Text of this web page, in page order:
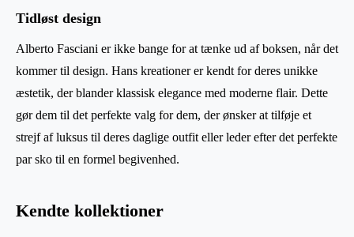
Tidløst design
Alberto Fasciani er ikke bange for at tænke ud af boksen, når det
kommer til design. Hans kreationer er kendt for deres unikke
æstetik, der blander klassisk elegance med moderne flair. Dette
gør dem til det perfekte valg for dem, der ønsker at tilføje et
strejf af luksus til deres daglige outfit eller leder efter det perfekte
par sko til en formel begivenhed.
Kendte kollektioner